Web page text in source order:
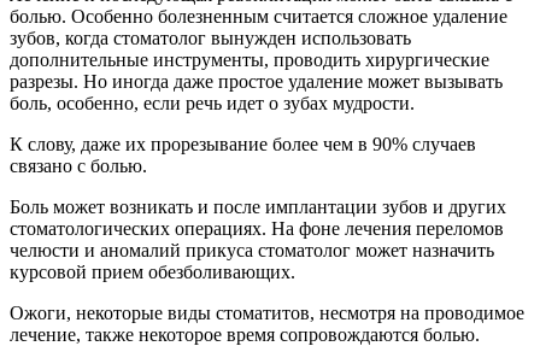
болью. Особенно болезненным считается сложное удаление
зубов, когда стоматолог вынужден использовать
дополнительные инструменты, проводить хирургические
разрезы. Но иногда даже простое удаление может вызывать
боль, особенно, если речь идет о зубах мудрости.
К слову, даже их прорезывание более чем в 90% случаев
связано с болью.
Боль может возникать и после имплантации зубов и других
стоматологических операциях. На фоне лечения переломов
челюсти и аномалий прикуса стоматолог может назначить
курсовой прием обезболивающих.
Ожоги, некоторые виды стоматитов, несмотря на проводимое
лечение, также некоторое время сопровождаются болью.